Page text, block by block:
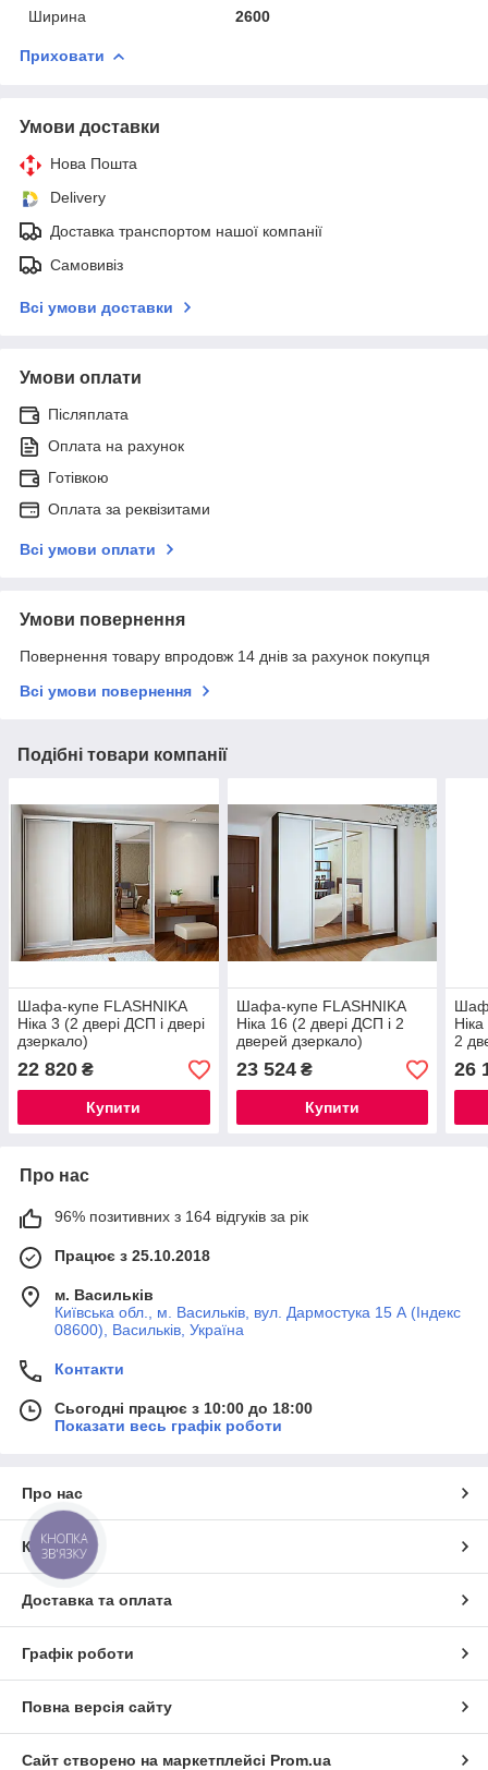
Ширина
2600
Приховати
Умови доставки
Нова Пошта
Delivery
Доставка транспортом нашої компанії
Самовивіз
Всі умови доставки
Умови оплати
Післяплата
Оплата на рахунок
Готівкою
Оплата за реквізитами
Всі умови оплати
Умови повернення
Повернення товару впродовж 14 днів за рахунок покупця
Всі умови повернення
Подібні товари компанії
Шафа-купе FLASHNIKA
Ніка 3 (2 двері ДСП і двері
дзеркало)
22 820 ₴
Купити
Шафа-купе FLASHNIKA
Ніка 16 (2 двері ДСП і 2
дверей дзеркало)
23 524₴
Купити
2
26
Про нас
96% позитивних з 164 відгуків за рік
Працює з 25.10.2018
м. Васильків
Київська обл., м. Васильків, вул. Дармостука 15 А (Індекс
08600), Васильків, Україна
Контакти
Сьогодні працює з 10:00 до 18:00
Показати весь графік роботи
Про нас
Контакти
Доставка та оплата
Графік роботи
Повна версія сайту
Сайт створено на маркетплейсі Prom.ua
КНОПКА
ЗВ'ЯЗКУ